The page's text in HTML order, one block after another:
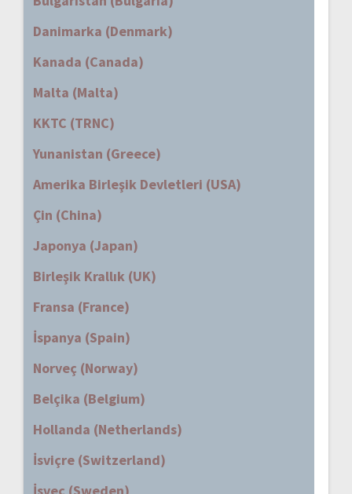
Danimarka (Denmark)
Kanada (Canada)
Malta (Malta)
KKTC (TRNC)
Yunanistan (Greece)
Amerika Birleşik Devletleri (USA)
Çin (China)
Japonya (Japan)
Birleşik Krallık (UK)
Fransa (France)
İspanya (Spain)
Norveç (Norway)
Belçika (Belgium)
Hollanda (Netherlands)
İsviçre (Switzerland)
İsveç (Sweden)